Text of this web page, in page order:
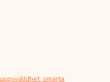
smärta